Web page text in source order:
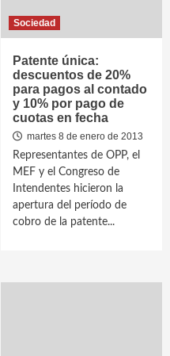
Sociedad
Patente única:
descuentos de 20%
para pagos al contado
y 10% por pago de
cuotas en fecha
martes 8 de enero de 2013
Representantes de OPP, el
MEF y el Congreso de
Intendentes hicieron la
apertura del período de
cobro de la patente...